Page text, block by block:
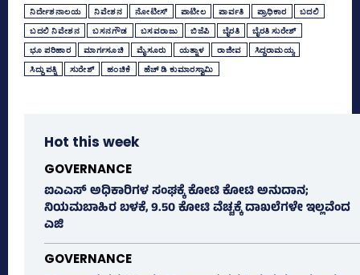
ನಿರ್ದೇಶನಾಲಯ ನಿವೇಶನ ನೋಟೀಸ್‌ ಪಾಟೀಲ ಪಾರ್ವತಿ ಪ್ರಾಧಿಕಾರ ಬದಲಿ
ಬದಲಿ ನಿವೇಶನ ಬಸನಗೌಡ ಬಸವರಾಜು ಬಿಜೆಪಿ ಬೈರತಿ ಬೈರತಿ ಸುರೇಶ್‌
ಭೂ ಪರಿಹಾರ ಮಾರ್ಗಸೂಚಿ ಮೈಸೂರು ಯತ್ನಾಳ ರಾಜೀವ ಸಿದ್ದರಾಮಯ್ಯ
ಸಿದ್ದು ಪತ್ನಿ ಸುರೇಶ್‌ ಹಂಚಿಕೆ ಹೆಚ್‌ ಡಿ ಕುಮಾರಸ್ವಾಮಿ
Hot this week
GOVERNANCE
ಐಎಎಸ್‌ ಅಧಿಕಾರಿಗಳ ಸಂಘಕ್ಕೆ ಕೋಟಿ ಕೋಟಿ ಅನುದಾನ;
ನಿಯಮಬಾಹಿರ ಬಳಕೆ, 9.50 ಕೋಟಿ ವೆಚ್ಚಕ್ಕೆ ದಾಖಲೆಗಳೇ ಇಲ್ಲವೆಂದ
ಎಜಿ
GOVERNANCE